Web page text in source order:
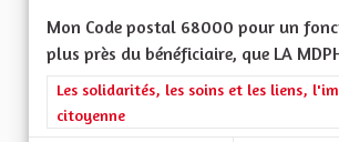
Mon Code postal 68000 pour un
plus près du bénéficiaire, que LA
Filtrer les résultats de la catégorie :
Les solidarités, les soins et les liens,
citoyenne